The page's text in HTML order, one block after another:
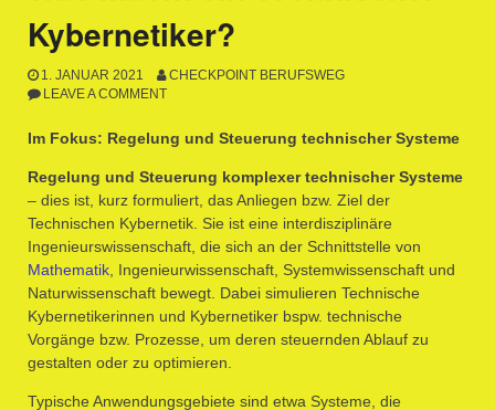
Kybernetiker?
1. JANUAR 2021
CHECKPOINT BERUFSWEG
LEAVE A COMMENT
Im Fokus: Regelung und Steuerung technischer Systeme
Regelung und Steuerung komplexer technischer Systeme
– dies ist, kurz formuliert, das Anliegen bzw. Ziel der
Technischen Kybernetik. Sie ist eine interdisziplinäre
Ingenieurswissenschaft, die sich an der Schnittstelle von
Mathematik , Ingenieurwissenschaft, Systemwissenschaft und
Naturwissenschaft bewegt. Dabei simulieren Technische
Kybernetikerinnen und Kybernetiker bspw. technische
Vorgänge bzw. Prozesse, um deren steuernden Ablauf zu
gestalten oder zu optimieren.
Typische Anwendungsgebiete sind etwa Systeme, die